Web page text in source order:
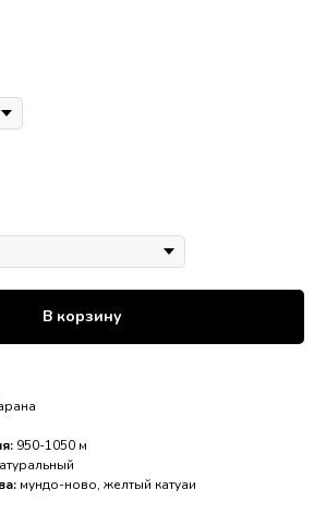
В корзину
950-1050 м
мундо-ново, желтый катуаи